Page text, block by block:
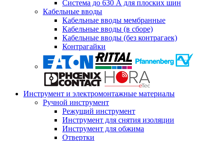
Система до 630 А для плоских шин
Кабельные вводы
Кабельные вводы мембранные
Кабельные вводы (в сборе)
Кабельные вводы (без контрагаек)
Контрагайки
Инструмент и электромонтажные материалы
Ручной инструмент
Режущий инструмент
Инструмент для снятия изоляции
Инструмент для обжима
Отвертки